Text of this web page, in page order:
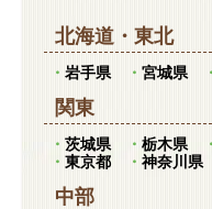
北海道 ・ 東北
岩手県 宮城県
関東
茨城県 栃木県
東京都
神奈川県
中部